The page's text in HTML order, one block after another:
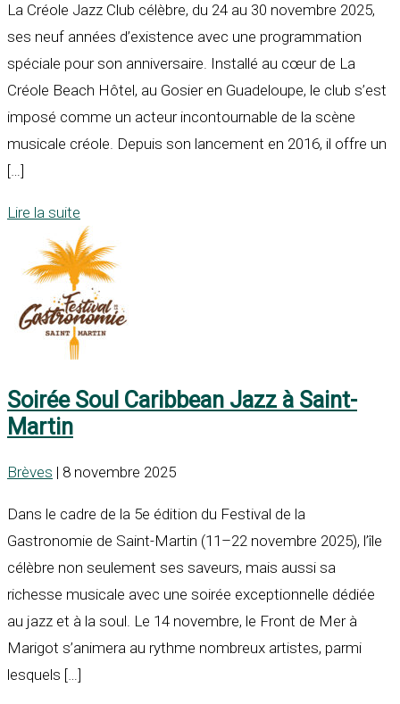
La Créole Jazz Club célèbre, du 24 au 30 novembre 2025,
ses neuf années d’existence avec une programmation
spéciale pour son anniversaire. Installé au cœur de La
Créole Beach Hôtel, au Gosier en Guadeloupe, le club s’est
imposé comme un acteur incontournable de la scène
musicale créole. Depuis son lancement en 2016, il offre un
[…]
Lire la suite
Soirée Soul Caribbean Jazz à Saint-
Martin
Brèves | 8 novembre 2025
Dans le cadre de la 5e édition du Festival de la
Gastronomie de Saint-Martin (11–22 novembre 2025), l’île
célèbre non seulement ses saveurs, mais aussi sa
richesse musicale avec une soirée exceptionnelle dédiée
au jazz et à la soul. Le 14 novembre, le Front de Mer à
Marigot s’animera au rythme nombreux artistes, parmi
lesquels […]